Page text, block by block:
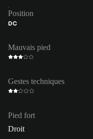
Position
DC
Mauvais pied
Gestes techniques
Pied fort
Droit